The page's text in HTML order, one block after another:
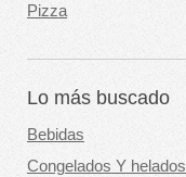
Pizza
Lo más buscado
Bebidas
Congelados Y helados